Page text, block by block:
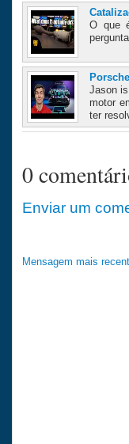
O que
Jason
motor
ter
0
Enviar um
Mensagem mais